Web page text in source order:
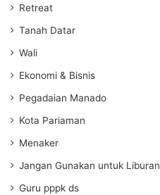
Retreat
Tanah Datar
Wali
Ekonomi & Bisnis
Pegadaian Manado
Kota Pariaman
Menaker
Jangan Gunakan untuk Liburan
Guru pppk ds